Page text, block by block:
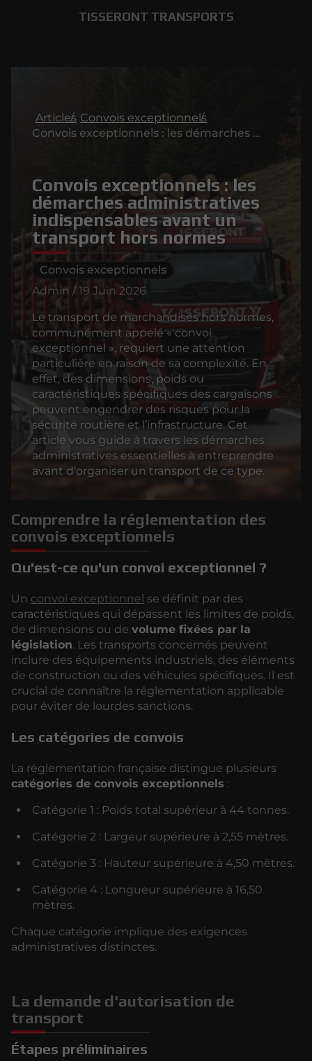
TISSERONT TRANSPORTS
Articles Convois exceptionnels
Convois exceptionnels : les démarches administratives indispensables avant un transport hors normes
Convois exceptionnels : les
démarches administratives
indispensables avant un
transport hors normes
Convois exceptionnels
Admin / 19 Juin 2026
Le transport de marchandises hors normes,
communément appelé « convoi
exceptionnel », requiert une attention
particulière en raison de sa complexité. En
effet, des dimensions, poids ou
caractéristiques spécifiques des cargaisons
peuvent engendrer des risques pour la
sécurité routière et l’infrastructure. Cet
article vous guide à travers les démarches
administratives essentielles à entreprendre
avant d'organiser un transport de ce type.
Comprendre la réglementation des
convois exceptionnels
Qu'est-ce qu'un convoi exceptionnel ?
Un convoi exceptionnel se définit par des
caractéristiques qui dépassent les limites de poids,
de dimensions ou de volume fixées par la
législation. Les transports concernés peuvent
inclure des équipements industriels, des éléments
de construction ou des véhicules spécifiques. Il est
crucial de connaître la réglementation applicable
pour éviter de lourdes sanctions.
Les catégories de convois
La réglementation française distingue plusieurs
catégories de convois exceptionnels :
Catégorie 1 : Poids total supérieur à 44 tonnes.
Catégorie 2 : Largeur supérieure à 2,55 mètres.
Catégorie 3 : Hauteur supérieure à 4,50 mètres.
Catégorie 4 : Longueur supérieure à 16,50
mètres.
Chaque catégorie implique des exigences
administratives distinctes.
La demande d'autorisation de
transport
Étapes préliminaires